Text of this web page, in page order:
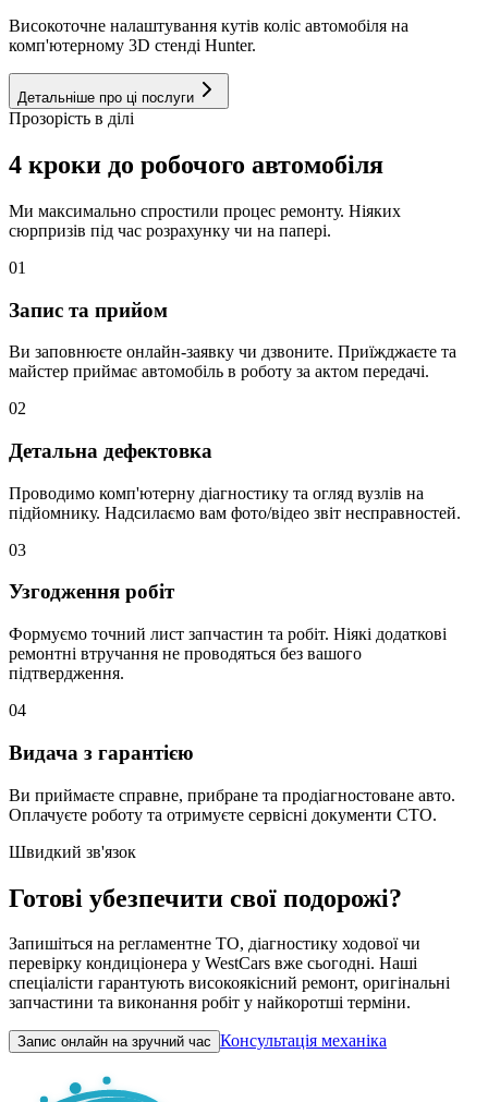
Високоточне налаштування кутів коліс автомобіля на
комп'ютерному 3D стенді Hunter.
Детальніше про ці послуги
Прозорість в ділі
4 кроки до робочого автомобіля
Ми максимально спростили процес ремонту. Ніяких
сюрпризів під час розрахунку чи на папері.
01
Запис та прийом
Ви заповнюєте онлайн-заявку чи дзвоните. Приїжджаєте та
майстер приймає автомобіль в роботу за актом передачі.
02
Детальна дефектовка
Проводимо комп'ютерну діагностику та огляд вузлів на
підйомнику. Надсилаємо вам фото/відео звіт несправностей.
03
Узгодження робіт
Формуємо точний лист запчастин та робіт. Ніякі додаткові
ремонтні втручання не проводяться без вашого
підтвердження.
04
Видача з гарантією
Ви приймаєте справне, прибране та продіагностоване авто.
Оплачуєте роботу та отримуєте сервісні документи СТО.
Швидкий зв'язок
Готові убезпечити свої подорожі?
Запишіться на регламентне ТО, діагностику ходової чи
перевірку кондиціонера у WestCars вже сьогодні. Наші
спеціалісти гарантують високоякісний ремонт, оригінальні
запчастини та виконання робіт у найкоротші терміни.
Запис онлайн на зручний час Консультація механіка